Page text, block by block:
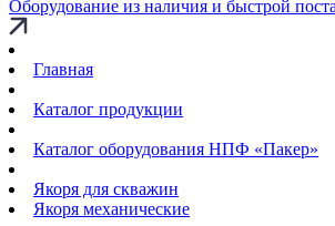
Оборудование из наличия и быстрой
Главная
Каталог продукции
Каталог оборудования НПФ «Пакер»
Якоря для скважин
Якоря механические